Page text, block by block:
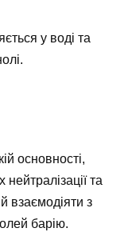
у воді та
основності,
та
взаємодіяти з
барію.